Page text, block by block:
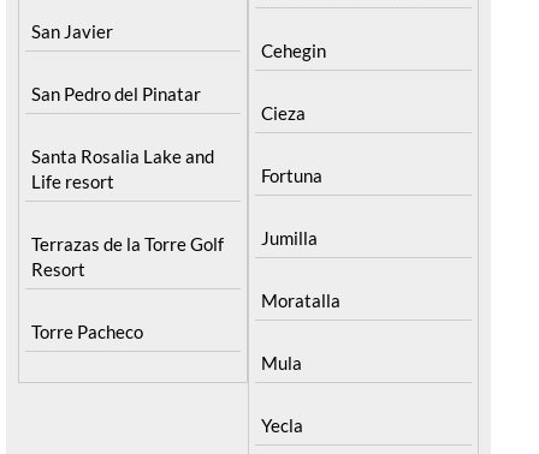
San Javier
San Pedro del Pinatar
Santa Rosalia Lake and
Life resort
Terrazas de la Torre Golf
Resort
Torre Pacheco
Cehegin
Cieza
Fortuna
Jumilla
Moratalla
Mula
Yecla